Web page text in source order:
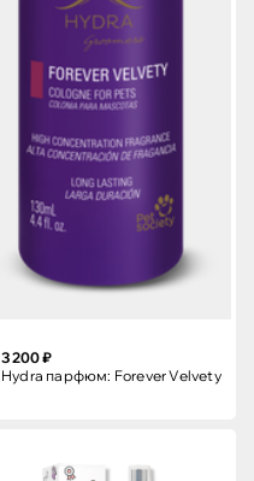
3 200 ₽
Hydra парфюм: Forever Velvety